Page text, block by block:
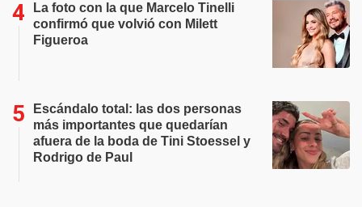
La foto con la que Marcelo Tinelli
confirmó que volvió con Milett
Figueroa
Escándalo total: las dos personas
más importantes que quedarían
afuera de la boda de Tini Stoessel y
Rodrigo de Paul